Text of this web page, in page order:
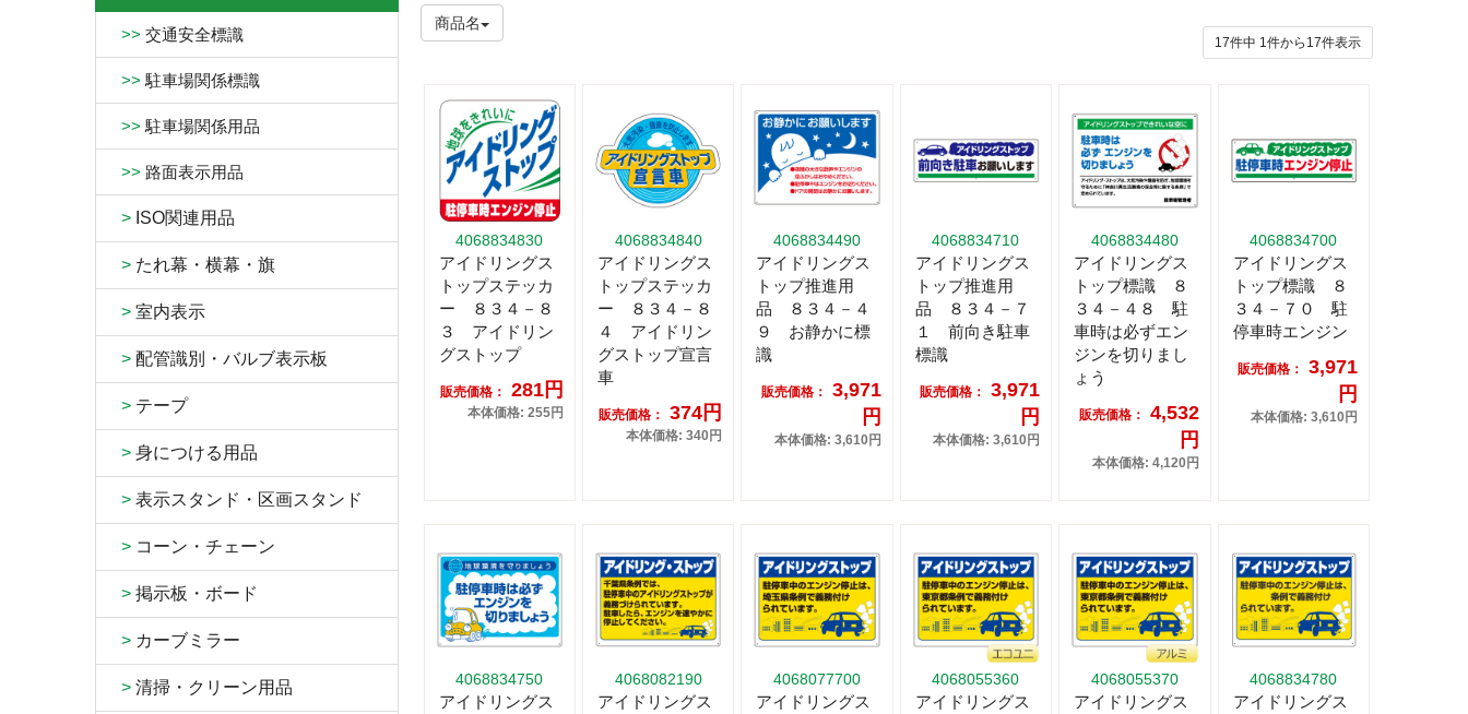
>> 交通安全標識
>> 駐車場関係標識
>> 駐車場関係用品
>> 路面表示用品
> ISO関連用品
> たれ幕・横幕・旗
> 室内表示
> 配管識別・バルブ表示板
> テープ
> 身につける用品
> 表示スタンド・区画スタンド
> コーン・チェーン
> 掲示板・ボード
> カーブミラー
> 清掃・クリーン用品
商品名
17件中 1件から 17件表示
4068834830
アイドリングス
トップステッカ
ー ８３４－８
３ アイドリン
グストップ
販売価格： 281円
本体価格: 255円
4068834840
アイドリングス
トップステッカ
ー ８３４－８
４ アイドリン
グストップ宣言
車
販売価格： 374円
本体価格: 340円
4068834490
アイドリングス
トップ推進用
品 ８３４－４
９ お静かに標
識
販売価格：
3,971
円
本体価格: 3,610円
4068834710
アイドリングス
トップ推進用
品 ８３４－７
１ 前向き駐車
標識
販売価格：
3,971
円
本体価格: 3,610円
4068834480
アイドリングス
トップ標識 ８
３４－４８ 駐
車時は必ずエン
ジンを切りまし
ょう
販売価格：
4,532
円
本体価格: 4,120円
4068834700
アイドリングス
トップ標識 ８
３４－７０ 駐
停車時エンジン
販売価格：
3,971
円
本体価格: 3,610円
4068834750
アイドリングス
4068082190
アイドリングス
4068077700
アイドリングス
4068055360
アイドリングス
4068055370
アイドリングス
4068834780
アイドリングス